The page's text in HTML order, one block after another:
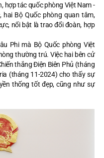
hợp tác quốc phòng Việt Nam -
hai Bộ Quốc phòng quan tâm,
nổi bật là trao đổi đoàn, hợp
Phi mà Bộ Quốc phòng Việt
thường trú. Việc hai bên cử
thắng Điện Biên Phủ (tháng
(tháng 11-2024) cho thấy sự
thống tốt đẹp, cũng như sự